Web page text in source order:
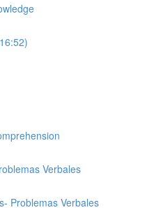
Verbales
Problemas Verbales